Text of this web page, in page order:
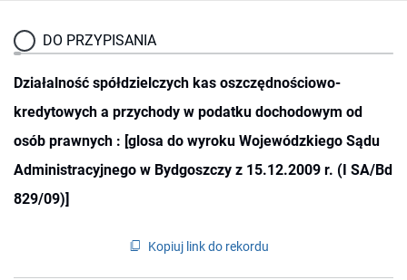
DO PRZYPISANIA
Działalność spółdzielczych kas oszczędnościowo-
kredytowych a przychody w podatku dochodowym od
osób prawnych : [glosa do wyroku Wojewódzkiego Sądu
Administracyjnego w Bydgoszczy z 15.12.2009 r. (I SA/Bd
829/09)]
Kopiuj link do rekordu